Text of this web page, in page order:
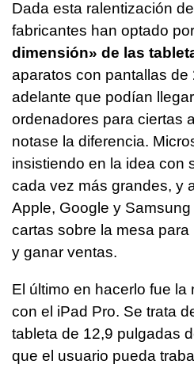
Dada esta ralentización
fabricantes han optado
dimensión» de las
aparatos con pantallas de
adelante que podían
ordenadores para ciertas
notase la diferencia.
insistiendo en la idea con
cada vez más grandes, y
Apple, Google y
cartas sobre la mesa
y ganar ventas.
El último en hacerlo fue la
con el iPad Pro. Se trata
tableta de 12,9 pulgadas
que el usuario pueda